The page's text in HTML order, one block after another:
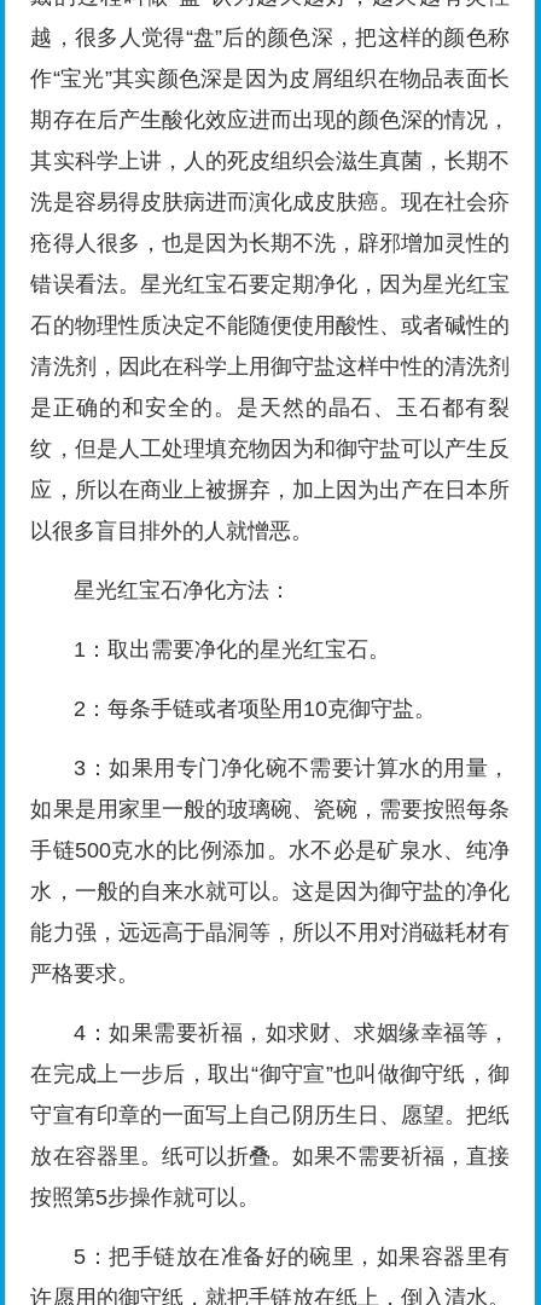
越，很多人觉得“盘”后的颜色深，把这样的颜色称
作“宝光”其实颜色深是因为皮屑组织在物品表面长
期存在后产生酸化效应进而出现的颜色深的情况，
其实科学上讲，人的死皮组织会滋生真菌，长期不
洗是容易得皮肤病进而演化成皮肤癌。现在社会疥
疮得人很多，也是因为长期不洗，辟邪增加灵性的
错误看法。星光红宝石要定期净化，因为星光红宝
石的物理性质决定不能随便使用酸性、或者碱性的
清洗剂，因此在科学上用御守盐这样中性的清洗剂
是正确的和安全的。是天然的晶石、玉石都有裂
纹，但是人工处理填充物因为和御守盐可以产生反
应，所以在商业上被摒弃，加上因为出产在日本所
以很多盲目排外的人就憎恶。
星光红宝石净化方法：
1：取出需要净化的星光红宝石。
2：每条手链或者项坠用10克御守盐。
3：如果用专门净化碗不需要计算水的用量，
如果是用家里一般的玻璃碗、瓷碗，需要按照每条
手链500克水的比例添加。水不必是矿泉水、纯净
水，一般的自来水就可以。这是因为御守盐的净化
能力强，远远高于晶洞等，所以不用对消磁耗材有
严格要求。
4：如果需要祈福，如求财、求姻缘幸福等，
在完成上一步后，取出“御守宣”也叫做御守纸，御
守宣有印章的一面写上自己阴历生日、愿望。把纸
放在容器里。纸可以折叠。如果不需要祈福，直接
按照第5步操作就可以。
5：把手链放在准备好的碗里，如果容器里有
许愿用的御守纸，就把手链放在纸上，倒入清水。